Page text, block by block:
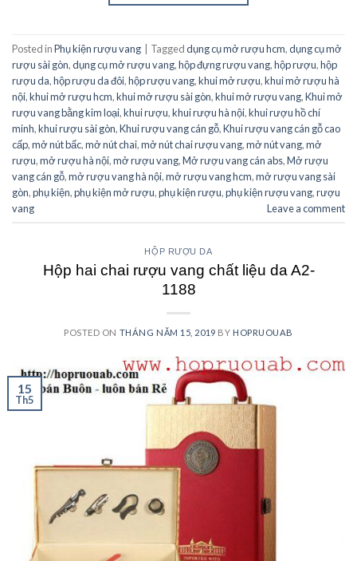
Posted inPhụ kiện rượu vang Taggeddụng cụ mở rượu hcm,dụng cụ mở
rượu sài gòn,dụng cụ mở rượu vang,hộp đựng rượu vang,hộp rượu,hộp
rượu da,hộp rượu da đôi,hộp rượu vang,khui mở rượu,khui mở rượu hà
nội,khui mở rượu hcm,khui mở rượu sài gòn,khui mở rượu vang,Khui mở
rượu vang bằng kim loại,khui rượu,khui rượu hà nội,khui rượu hồ chí
minh,khui rượu sài gòn,Khui rượu vang cán gỗ,Khui rượu vang cán gỗ cao
cấp,mở nút bấc,mở nút chai,mở nút chai rượu vang,mở nút vang,mở
rượu,mở rượu hà nội,mở rượu vang,Mở rượu vang cán abs,Mở rượu
vang cán gỗ,mở rượu vang hà nội,mở rượu vang hcm,mở rượu vang sài
gòn,phụ kiện,phụ kiện mở rượu,phụ kiện rượu,phụ kiện rượu vang,rượu
vang
Leave a comment
HỘP RƯỢU DA
Hộp hai chai rượu vang chất liệu da A2-
1188
POSTED ON THÁNG NĂM 15, 2019 BY HOPRUOUAB
15
Th5